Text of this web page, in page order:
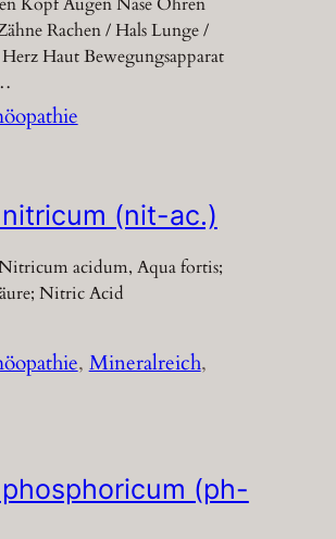
Rachen / Hals Lunge /
Haut Bewegungsapparat
(nit-ac.)
acidum, Aqua fortis;
Nitric Acid
, Mineralreich
(ph-